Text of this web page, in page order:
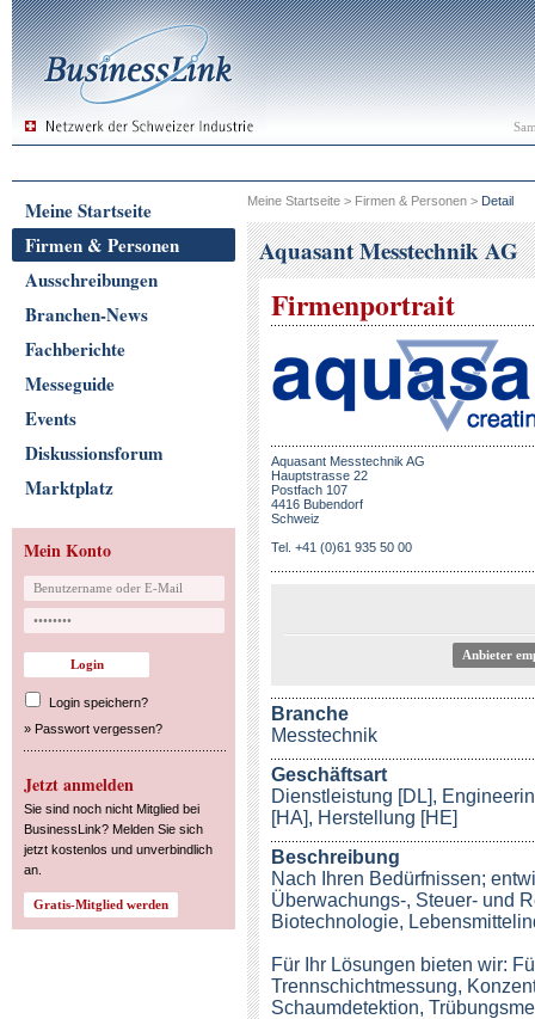
Meine Startseite
Firmen & Personen
Ausschreibungen
Branchen-News
Fachberichte
Messeguide
Events
Diskussionsforum
Marktplatz
Mein Konto
Login speichern?
» Passwort vergessen?
Jetzt anmelden
Sie sind noch nicht Mitglied bei
BusinessLink? Melden Sie sich
jetzt kostenlos und unverbindlich
an.
Meine Startseite > Firmen & Personen > Detail
Aquasant Messtechnik AG
Firmenportrait
Aquasant Messtechnik AG
Hauptstrasse 22
Postfach 107
4416 Bubendorf
Schweiz
Tel. +41 (0)61 935 50 00
Anbieter
Branche
Messtechnik
Geschäftsart
Dienstleistung [DL],
[HA], Herstellung [HE]
Beschreibung
Nach Ihren Bedürfnissen;
Überwachungs-, Steuer- und
Biotechnologie,
Für Ihr Lösungen bieten wir:
Trennschichtmessung,
Schaumdetektion,